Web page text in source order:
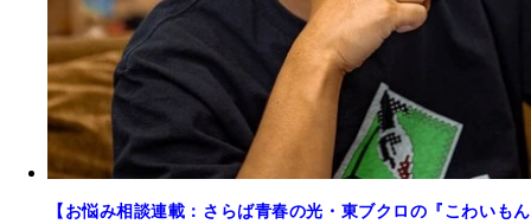
【お悩み相談連載：さらば青春の光・東ブクロの『こわいもん